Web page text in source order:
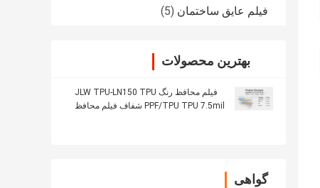
فیلم عایق ساختمان (5)
بهترین محصولات
فیلم محافظ رنگ JLW TPU-LN150 TPU
PPF/TPU TPU 7.5mil شفاف فیلم محافظ
گواهی